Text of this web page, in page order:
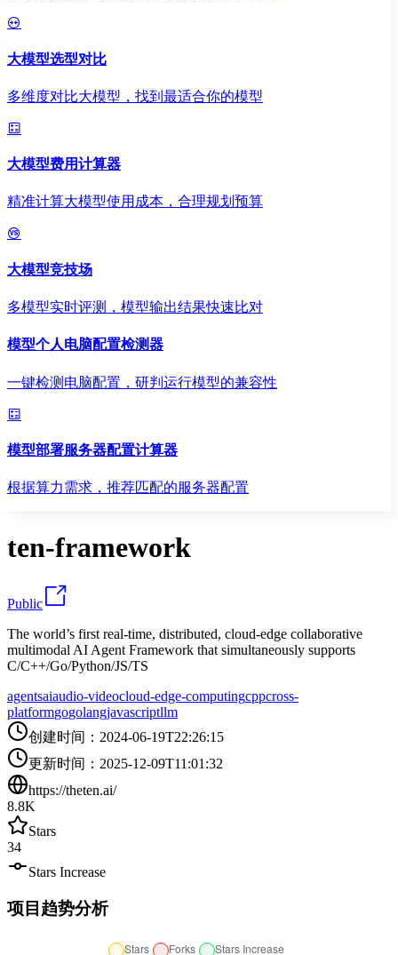
大模型选型对比
多维度对比大模型，找到最适合你的模型
大模型费用计算器
精准计算大模型使用成本，合理规划预算
大模型竞技场
多模型实时评测，模型输出结果快速比对
模型个人电脑配置检测器
一键检测电脑配置，研判运行模型的兼容性
模型部署服务器配置计算器
根据算力需求，推荐匹配的服务器配置
ten-framework
Public
The world’s first real-time, distributed, cloud-edge collaborative
multimodal AI Agent Framework that simultaneously supports
C/C++/Go/Python/JS/TS
agentsaiaudio-videocloud-edge-computingcppcross-
platformgogolangjavascriptllm
创建时间 ： 2024-06-19T22:26:15
更新时间 ： 2025-12-09T11:01:32
https://theten.ai/
8.8K
Stars
34
Stars Increase
项目趋势分析